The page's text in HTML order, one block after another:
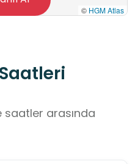
© HGM Atlas
saatler arasında